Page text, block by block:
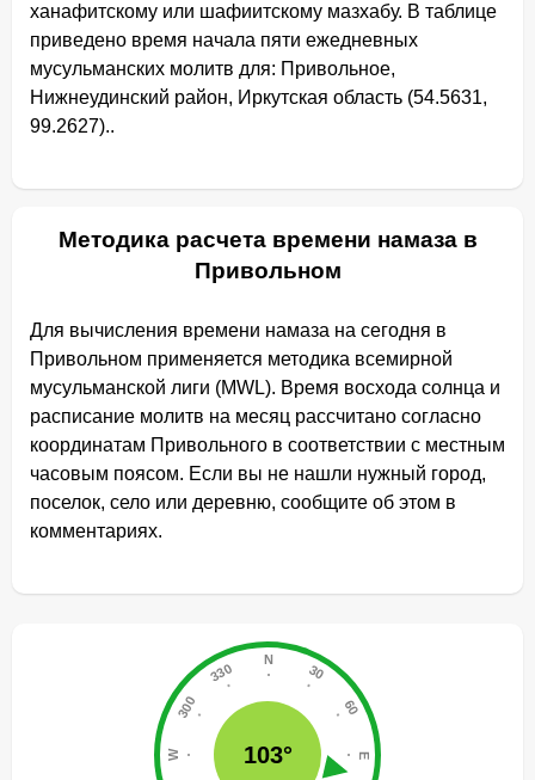
ханафитскому или шафиитскому мазхабу. В таблице
приведено время начала пяти ежедневных
мусульманских молитв для: Привольное,
Нижнеудинский район, Иркутская область (54.5631,
99.2627)..
Методика расчета времени намаза в
Привольном
Для вычисления времени намаза на сегодня в
Привольном применяется методика всемирной
мусульманской лиги (MWL). Время восхода солнца и
расписание молитв на месяц рассчитано согласно
координатам Привольного в соответствии с местным
часовым поясом. Если вы не нашли нужный город,
поселок, село или деревню, сообщите об этом в
комментариях.
103°